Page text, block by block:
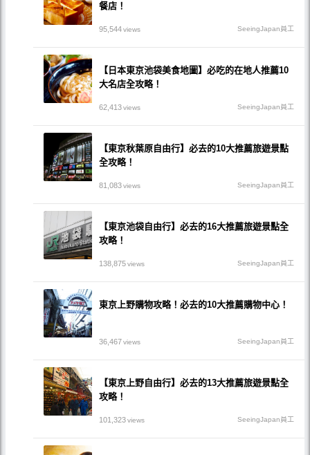
餐店！
95,544views SeeingJapan員工
【日本東京池袋美食地圖】必吃的在地人推薦10
大名店全攻略！
62,413views SeeingJapan員工
【東京秋葉原自由行】必去的10大推薦旅遊景點
全攻略！
81,083views SeeingJapan員工
【東京池袋自由行】必去的16大推薦旅遊景點全
攻略！
138,875views SeeingJapan員工
東京上野購物攻略！必去的10大推薦購物中心！
36,467views SeeingJapan員工
【東京上野自由行】必去的13大推薦旅遊景點全
攻略！
101,323views SeeingJapan員工